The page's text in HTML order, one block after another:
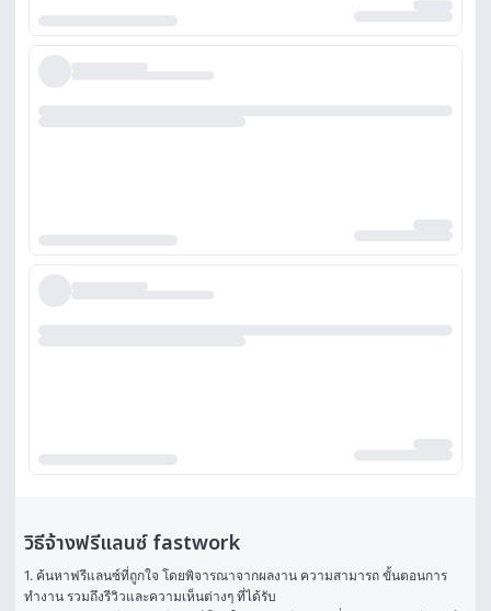
วิธีจ้างฟรีแลนซ์ fastwork
1. ค้นหาฟรีแลนซ์ที่ถูกใจ โดยพิจารณาจากผลงาน ความสามารถ ขั้นตอนการ
ทำงาน รวมถึงรีวิวและความเห็นต่างๆ ที่ได้รับ